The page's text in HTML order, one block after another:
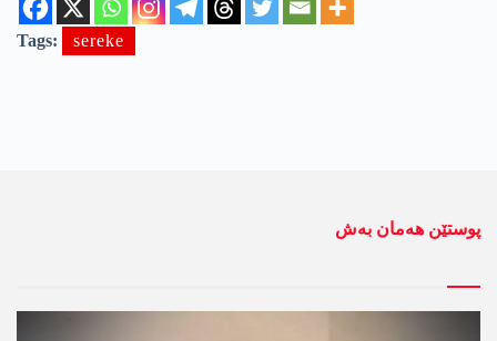
Tags: sereke
پوستێن ھەمان بەش